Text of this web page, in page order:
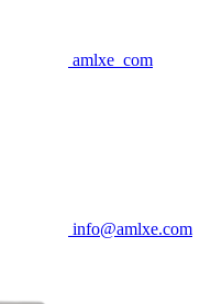
amlxe_com
info@amlxe.com